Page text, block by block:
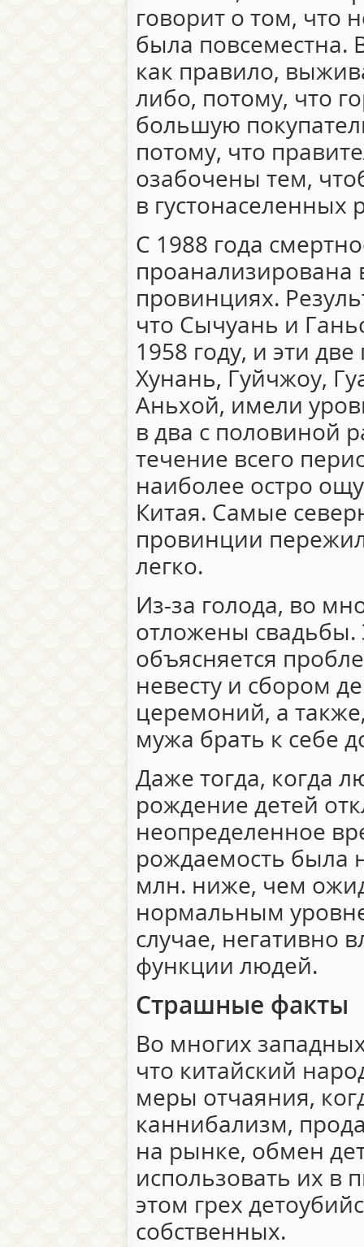
говорит о том, что
была повсеместна.
как правило,
либо, потому, что
большую
потому, что
озабочены тем,
в густонаселенных
С 1988 года
проанализирована
провинциях.
что Сычуань и
1958 году, и эти
Хунань, Гуйчжоу,
Аньхой, имели
в два с половиной
течение всего
наиболее остро
Китая. Самые
провинции
легко.
Из-за голода, во
отложены свадьбы.
объясняется
невесту и сбором
церемоний, а
мужа брать к себе
Даже тогда, когда
рождение детей
неопределенное
рождаемость была
млн. ниже, чем
нормальным
случае, негативно
функции людей.
Страшные факты
Во многих
что китайский
меры отчаяния,
каннибализм,
на рынке, обмен
использовать их в
этом грех
собственных.